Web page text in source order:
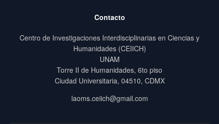
Contacto
Centro de Investigaciones Interdisciplinarias en Ciencias y
Humanidades (CEIICH)
UNAM
Torre II de Humanidades, 6to piso
Ciudad Universitaria, 04510, CDMX
laoms.ceiich@gmail.com